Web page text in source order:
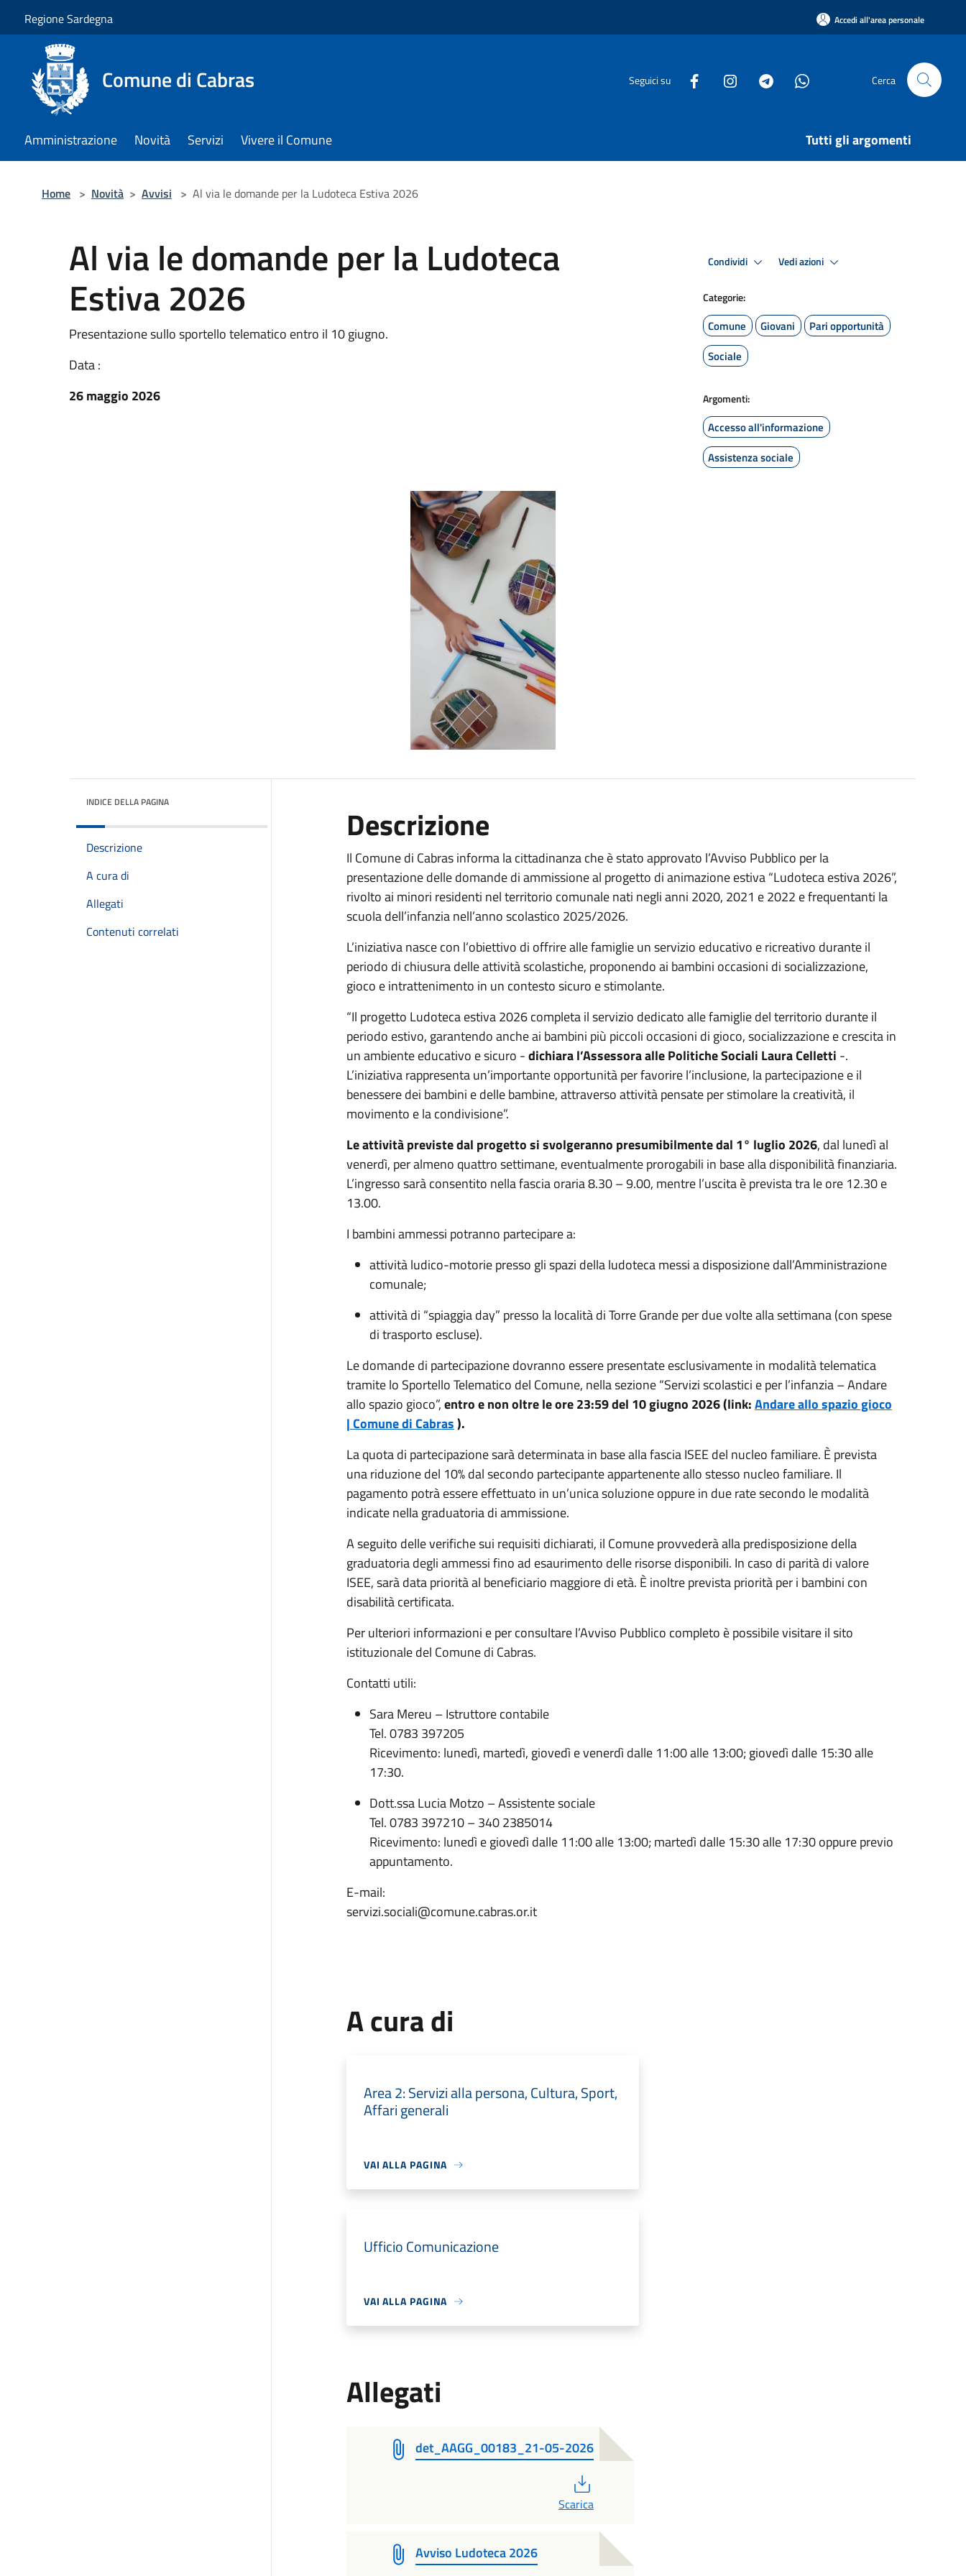
Regione Sardegna Accedi all'area personale
Comune di Cabras Seguici su Cerca
Amministrazione Novità Servizi Vivere il Comune Tutti gli argomenti
Home > Novità > Avvisi > Al via le domande per la Ludoteca Estiva 2026
Al via le domande per la Ludoteca
Estiva 2026
Presentazione sullo sportello telematico entro il 10 giugno.
Data :
26 maggio 2026
Condividi Vedi azioni
Categorie:
Comune Giovani
Pari opportunità
Sociale
Argomenti:
Accesso all'informazione
Assistenza sociale
INDICE DELLA PAGINA
Descrizione
A cura di
Allegati
Contenuti correlati
Descrizione
Il Comune di Cabras informa la cittadinanza che è stato approvato l’Avviso Pubblico per la
presentazione delle domande di ammissione al progetto di animazione estiva “Ludoteca estiva 2026”,
rivolto ai minori residenti nel territorio comunale nati negli anni 2020, 2021 e 2022 e frequentanti la
scuola dell’infanzia nell’anno scolastico 2025/2026.
L’iniziativa nasce con l’obiettivo di offrire alle famiglie un servizio educativo e ricreativo durante il
periodo di chiusura delle attività scolastiche, proponendo ai bambini occasioni di socializzazione,
gioco e intrattenimento in un contesto sicuro e stimolante.
“Il progetto Ludoteca estiva 2026 completa il servizio dedicato alle famiglie del territorio durante il
periodo estivo, garantendo anche ai bambini più piccoli occasioni di gioco, socializzazione e crescita in
un ambiente educativo e sicuro -dichiara l’Assessora alle Politiche Sociali Laura Celletti -.
L’iniziativa rappresenta un’importante opportunità per favorire l’inclusione, la partecipazione e il
benessere dei bambini e delle bambine, attraverso attività pensate per stimolare la creatività, il
movimento e la condivisione”.
Le attività previste dal progetto si svolgeranno presumibilmente dal 1° luglio 2026, dal lunedì al
venerdì, per almeno quattro settimane, eventualmente prorogabili in base alla disponibilità finanziaria.
L’ingresso sarà consentito nella fascia oraria 8.30 – 9.00, mentre l’uscita è prevista tra le ore 12.30 e
13.00.
I bambini ammessi potranno partecipare a:
attività ludico-motorie presso gli spazi della ludoteca messi a disposizione dall’Amministrazione
comunale;
attività di “spiaggia day” presso la località di Torre Grande per due volte alla settimana (con spese
di trasporto escluse).
Le domande di partecipazione dovranno essere presentate esclusivamente in modalità telematica
tramite lo Sportello Telematico del Comune, nella sezione “Servizi scolastici e per l’infanzia – Andare
allo spazio gioco”,entro e non oltre le ore 23:59 del 10 giugno 2026(link:Andare allo spazio gioco
| Comune di Cabras).
La quota di partecipazione sarà determinata in base alla fascia ISEE del nucleo familiare. È prevista
una riduzione del 10% dal secondo partecipante appartenente allo stesso nucleo familiare. Il
pagamento potrà essere effettuato in un’unica soluzione oppure in due rate secondo le modalità
indicate nella graduatoria di ammissione.
A seguito delle verifiche sui requisiti dichiarati, il Comune provvederà alla predisposizione della
graduatoria degli ammessi fino ad esaurimento delle risorse disponibili. In caso di parità di valore
ISEE, sarà data priorità al beneficiario maggiore di età. È inoltre prevista priorità per i bambini con
disabilità certificata.
Per ulteriori informazioni e per consultare l’Avviso Pubblico completo è possibile visitare il sito
istituzionale del Comune di Cabras.
Contatti utili:
Sara Mereu – Istruttore contabile
Tel. 0783 397205
Ricevimento: lunedì, martedì, giovedì e venerdì dalle 11:00 alle 13:00; giovedì dalle 15:30 alle
17:30.
Dott.ssa Lucia Motzo – Assistente sociale
Tel. 0783 397210 – 340 2385014
Ricevimento: lunedì e giovedì dalle 11:00 alle 13:00; martedì dalle 15:30 alle 17:30 oppure previo
appuntamento.
E-mail:
servizi.sociali@comune.cabras.or.it
A cura di
Area 2: Servizi alla persona, Cultura, Sport,
Affari generali
VAI ALLA PAGINA
Ufficio Comunicazione
VAI ALLA PAGINA
Allegati
det_AAGG_00183_21-05-2026
Scarica
Avviso Ludoteca 2026